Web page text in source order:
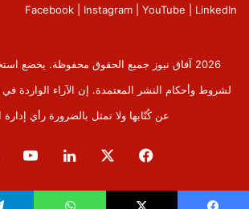
Facebook | Instagram | YouTube | LinkedIn
2026 آفاق نيوز جميع الحقوق محفوظة. يخضع
لشروط وأحكام النشر المعتمدة. إن الآراء الواردة في
عن كُتّابها ولا تمثل بالضرورة رأي إدارة
فيسبوك لينكدإن